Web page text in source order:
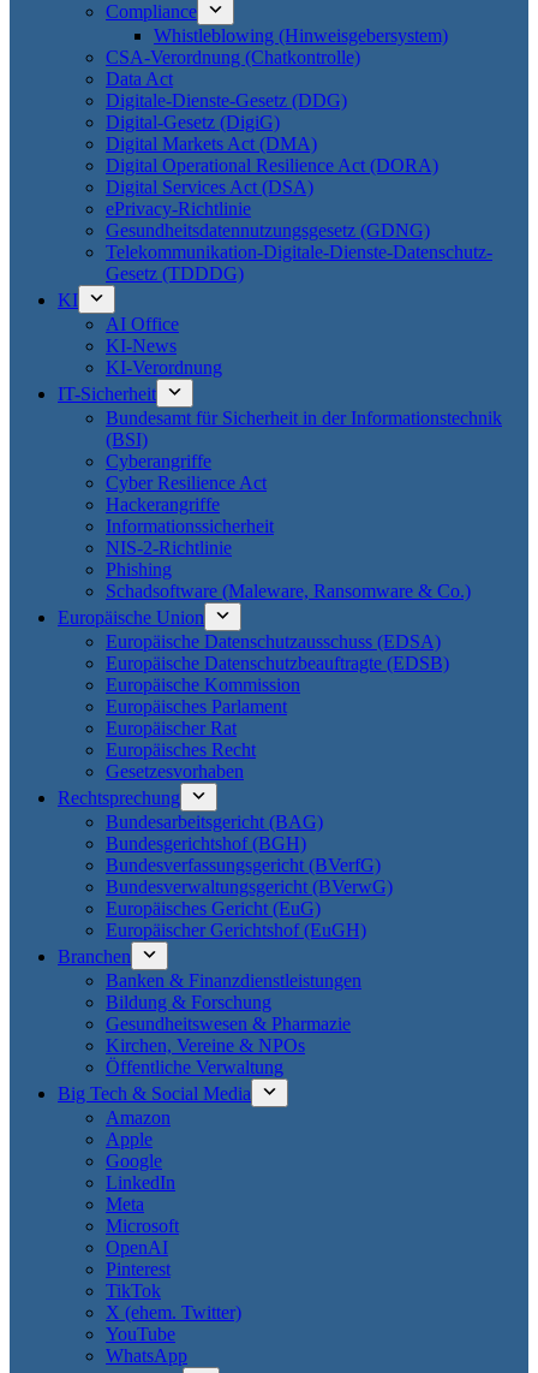
Compliance
Whistleblowing (Hinweisgebersystem)
CSA-Verordnung (Chatkontrolle)
Data Act
Digitale-Dienste-Gesetz (DDG)
Digital-Gesetz (DigiG)
Digital Markets Act (DMA)
Digital Operational Resilience Act (DORA)
Digital Services Act (DSA)
ePrivacy-Richtlinie
Gesundheitsdatennutzungsgesetz (GDNG)
Telekommunikation-Digitale-Dienste-Datenschutz-
Gesetz (TDDDG)
KI
AI Office
KI-News
KI-Verordnung
IT-Sicherheit
Bundesamt für Sicherheit in der Informationstechnik
(BSI)
Cyberangriffe
Cyber Resilience Act
Hackerangriffe
Informationssicherheit
NIS-2-Richtlinie
Phishing
Schadsoftware (Maleware, Ransomware & Co.)
Europäische Union
Europäische Datenschutzausschuss (EDSA)
Europäische Datenschutzbeauftragte (EDSB)
Europäische Kommission
Europäisches Parlament
Europäischer Rat
Europäisches Recht
Gesetzesvorhaben
Rechtsprechung
Bundesarbeitsgericht (BAG)
Bundesgerichtshof (BGH)
Bundesverfassungsgericht (BVerfG)
Bundesverwaltungsgericht (BVerwG)
Europäisches Gericht (EuG)
Europäischer Gerichtshof (EuGH)
Branchen
Banken & Finanzdienstleistungen
Bildung & Forschung
Gesundheitswesen & Pharmazie
Kirchen, Vereine & NPOs
Öffentliche Verwaltung
Big Tech & Social Media
Amazon
Apple
Google
LinkedIn
Meta
Microsoft
OpenAI
Pinterest
TikTok
X (ehem. Twitter)
YouTube
WhatsApp